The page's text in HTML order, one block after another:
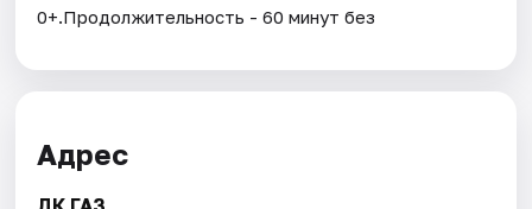
0+.Продолжительность - 60 минут без
Адрес